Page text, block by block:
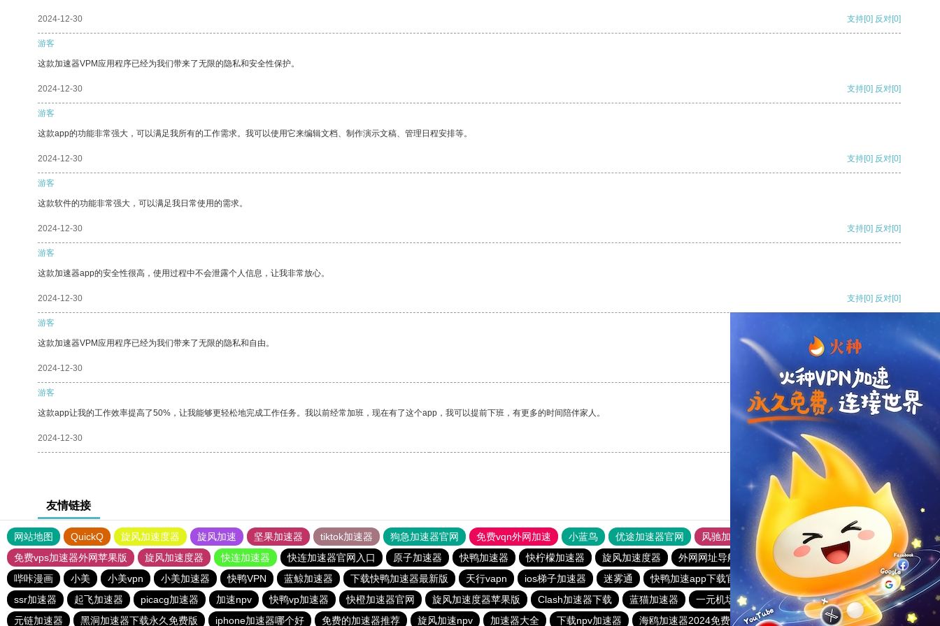
2024-12-30 支持[0] 反对[0]
游客
这款加速器VPM应用程序已经为我们带来了无限的隐私和安全性保护。
2024-12-30 支持[0] 反对[0]
游客
这款app的功能非常强大，可以满足我所有的工作需求。我可以使用它来编辑文档、制作演示文稿、管理日程安排等。
2024-12-30 支持[0] 反对[0]
游客
这款软件的功能非常强大，可以满足我日常使用的需求。
2024-12-30 支持[0] 反对[0]
游客
这款加速器app的安全性很高，使用过程中不会泄露个人信息，让我非常放心。
2024-12-30 支持[0] 反对[0]
游客
这款加速器VPM应用程序已经为我们带来了无限的隐私和自由。
2024-12-30 支持 反对
游客
这款app让我的工作效率提高了50%，让我能够更轻松地完成工作任务。我以前经常加班，现在有了这个app，我可以提前下班，有更多的时间陪伴家人。
2024-12-30 [0]
友情链接
网站地图 QuickQ 旋风加速度器 旋风加速 坚果加速器 tiktok加速器 狗急加速器官网 免费vqn外网加速 小蓝鸟 优途加速器官网 风驰加速器
旋风加速器
免费vps加速器外网苹果版
旋风加速度器 快连加速器 快连加速器官网入口 原子加速器 快鸭加速器 快柠檬加速器 旋风加速度器 外网网址导航 软件中心 雷霆加速
狂飙加速器
哔咔漫画
小美 小美vpn 小美加速器 快鸭VPN 蓝鲸加速器 下载快鸭加速器最新版 天行vapn ios梯子加速器 迷雾通 快鸭加速app下载官网 78加速器官网
雷轰加速器
ssr加速器
起飞加速器 picacg加速器 加速npv 快鸭vp加速器 快橙加速器官网 旋风加速度器苹果版 Clash加速器下载 蓝猫加速器 一元机场clash官网下载
twitter加速器免费下载
元链加速器
黑洞加速器下载永久免费版 iphone加速器哪个好 免费的加速器推荐 旋风加速npv 加速器大全 下载npv加速器 海鸥加速器2024免费 小羽加速器